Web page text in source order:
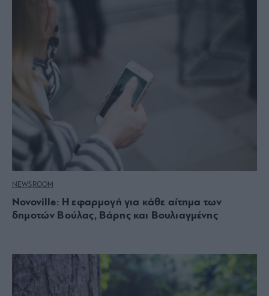
NEWSROOM
Novoville: Η εφαρμογή για κάθε αίτημα των
δημοτών Βούλας, Βάρης και Βουλιαγμένης